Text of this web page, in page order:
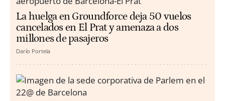
La huelga en Groundforce deja 50 vuelos
cancelados en El Prat y amenaza a dos
millones de pasajeros
Darío Portela